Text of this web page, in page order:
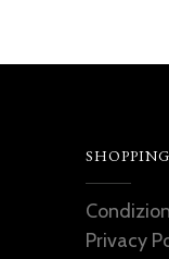
Privacy